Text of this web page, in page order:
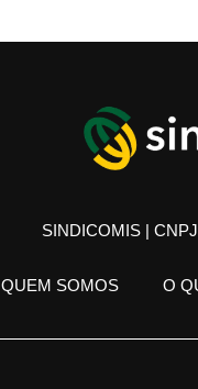
SINDICOMIS |
QUEM SOMOS O